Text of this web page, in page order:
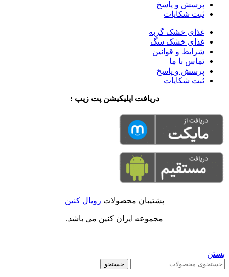
پرسش و پاسخ
ثبت شکایات
غذای خشک گربه
غذای خشک سگ
شرایط و قوانین
تماس با ما
پرسش و پاسخ
ثبت شکایات
دریافت اپلیکیشن پت زیپ :
پشتیبان محصولات رویال کنین
مجموعه ایران کنین می باشد.
بستن
جستجو